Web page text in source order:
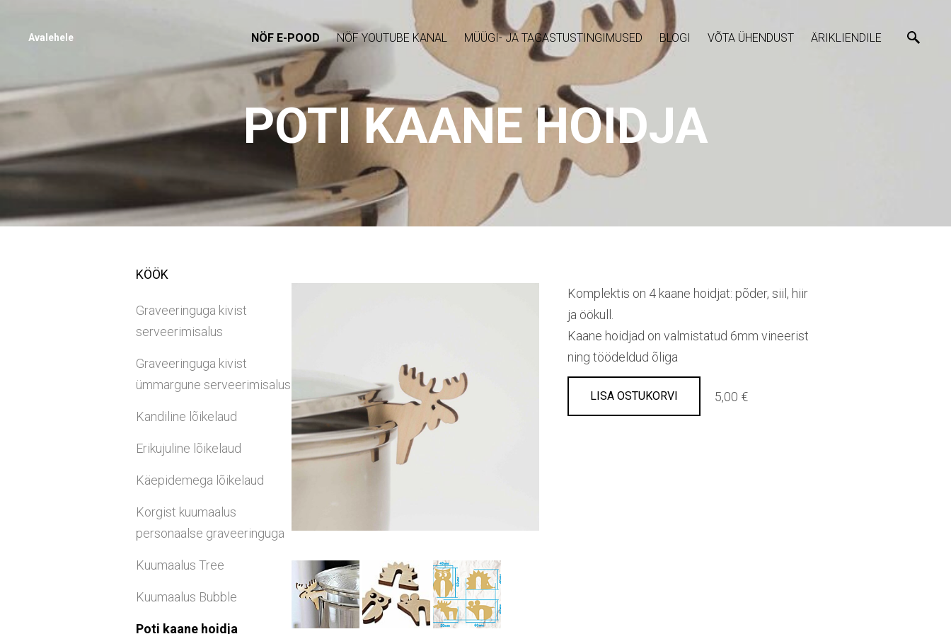
Avalehele NÖF E-POOD NÖF YOUTUBE KANAL MÜÜGI- JA TAGASTUSTINGIMUSED BLOGI VÕTA ÜHENDUST ÄRIKLIENDILE
POTI KAANE HOIDJA
KÖÖK
Graveeringuga kivist
serveerimisalus
Graveeringuga kivist
ümmargune serveerimisalus
Kandiline lõikelaud
Erikujuline lõikelaud
Käepidemega lõikelaud
Korgist kuumaalus
personaalse graveeringuga
Kuumaalus Tree
Kuumaalus Bubble
Poti kaane hoidja
Komplektis on 4 kaane hoidjat: põder, siil, hiir
ja öökull.
Kaane hoidjad on valmistatud 6mm vineerist
ning töödeldud õliga
LISA OSTUKORVI 5,00 €